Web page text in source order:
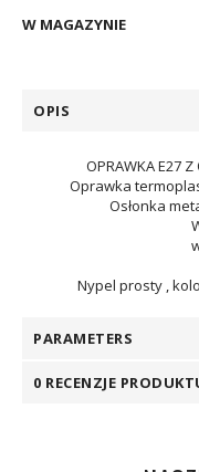
W MAGAZYNIE
OPIS
OPRAWKA E27
Oprawka
Osłonka
Nypel prosty ,
PARAMETERS
0 RECENZJE